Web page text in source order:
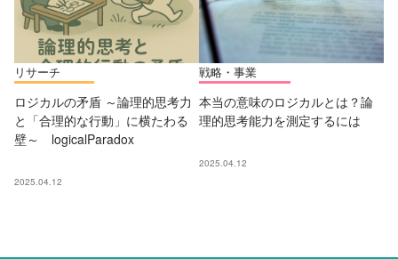
リサーチ
ロジカルの矛盾 ～論理的思考力
と「合理的な行動」に横たわる
壁～ logicalParadox
2025.04.12
戦略・事業
本当の意味のロジカルとは？論
理的思考能力を測定するには
2025.04.12